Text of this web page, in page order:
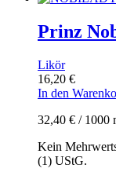
Prinz
Likör
16,20 €
In den
32,40 € / 1000
Kein
(1) UStG.